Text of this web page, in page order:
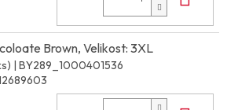
Brown, Velikost: 3XL
| BY289_1000401536